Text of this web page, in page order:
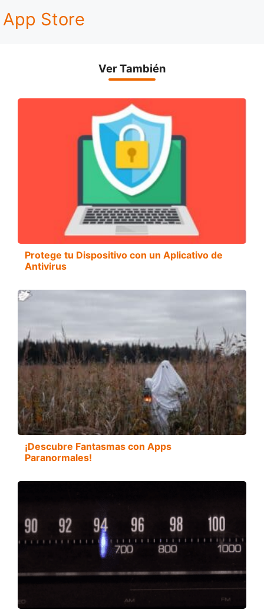
App Store
Ver También
Protege tu Dispositivo con un Aplicativo de
Antivirus
¡Descubre Fantasmas con Apps
Paranormales!